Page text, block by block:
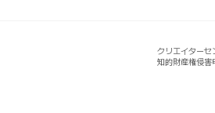
クリエイターセ
知的財産権侵害